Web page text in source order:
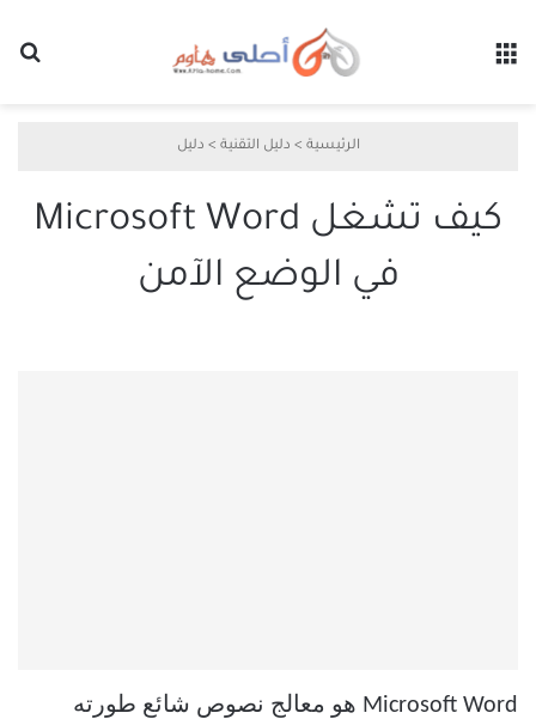
الرئيسية > دليل التقنية > دليل
كيف تشغل Microsoft Word
في الوضع الآمن
Microsoft Word هو معالج نصوص شائع طورته